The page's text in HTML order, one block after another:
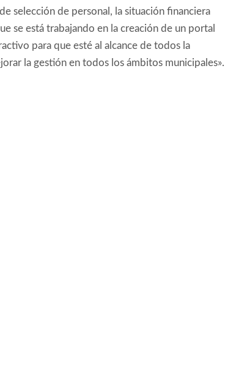
selección de personal, la situación financiera
se está trabajando en la creación de un portal
para que esté al alcance de todos la
la gestión en todos los ámbitos municipales».